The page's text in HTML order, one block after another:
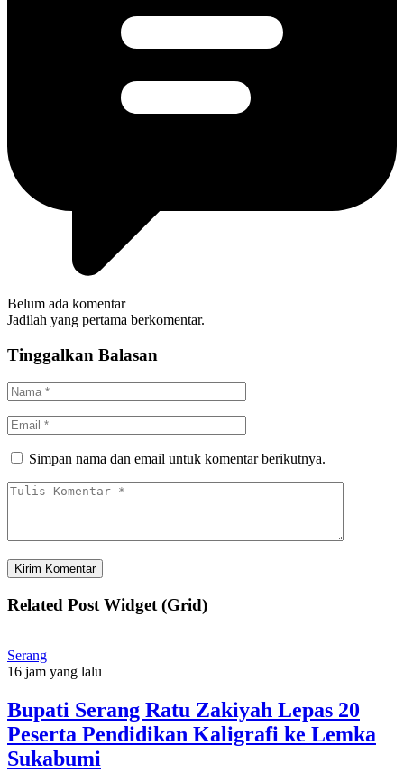
Belum ada komentar
Jadilah yang pertama berkomentar.
Tinggalkan Balasan
Simpan nama dan email untuk komentar berikutnya.
Related Post Widget (Grid)
Serang
16 jam yang lalu
Bupati Serang Ratu Zakiyah Lepas 20
Peserta Pendidikan Kaligrafi ke Lemka
Sukabumi